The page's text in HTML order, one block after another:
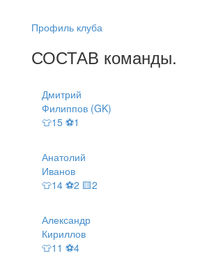
Профиль клуба
СОСТАВ команды.
Дмитрий
Филиппов (GK)
👕15 ⚽1
Анатолий
Иванов
👕14 ⚽2 🟨2
Александр
Кириллов
👕11 ⚽4